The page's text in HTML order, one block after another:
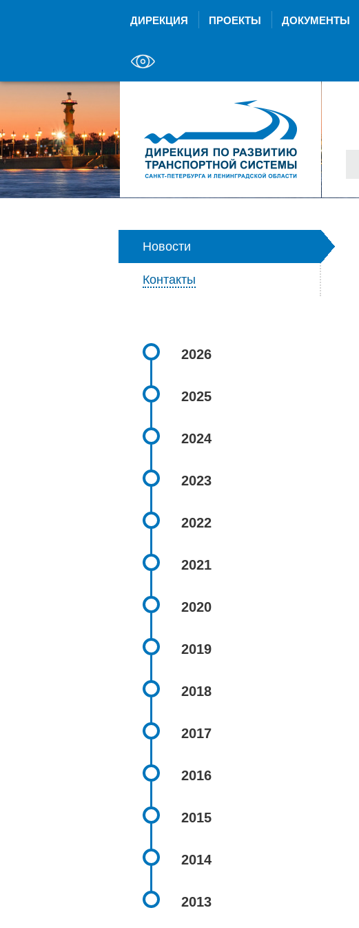
ДИРЕКЦИЯ ПРОЕКТЫ ДОКУМЕНТЫ
Новости
Контакты
2026
2025
2024
2023
2022
2021
2020
2019
2018
2017
2016
2015
2014
2013